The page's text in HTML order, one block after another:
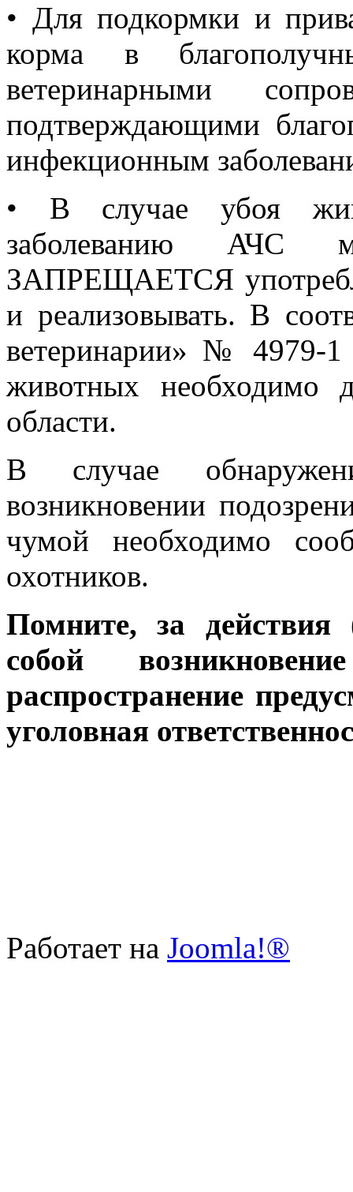
• Для подкормки и
корма в
ветеринарными
подтверждающими
инфекционным
• В случае убоя
заболеванию АЧС
ЗАПРЕЩАЕТСЯ
и реализовывать. В
ветеринарии» № 4979-
животных необходимо
области.
В случае
возникновении
чумой необходимо
охотников.
Помните, за действия
собой
распространение
уголовная
Работает на Joomla!®